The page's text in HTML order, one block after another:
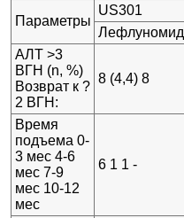
Параметры
US301
Лефлуномид
АЛТ >3
ВГН (n, %)
Возврат к ?
2 ВГН:
8 (4,4) 8
Время
подъема 0-
3 мес 4-6
мес 7-9
мес 10-12
мес
6 1 1 -